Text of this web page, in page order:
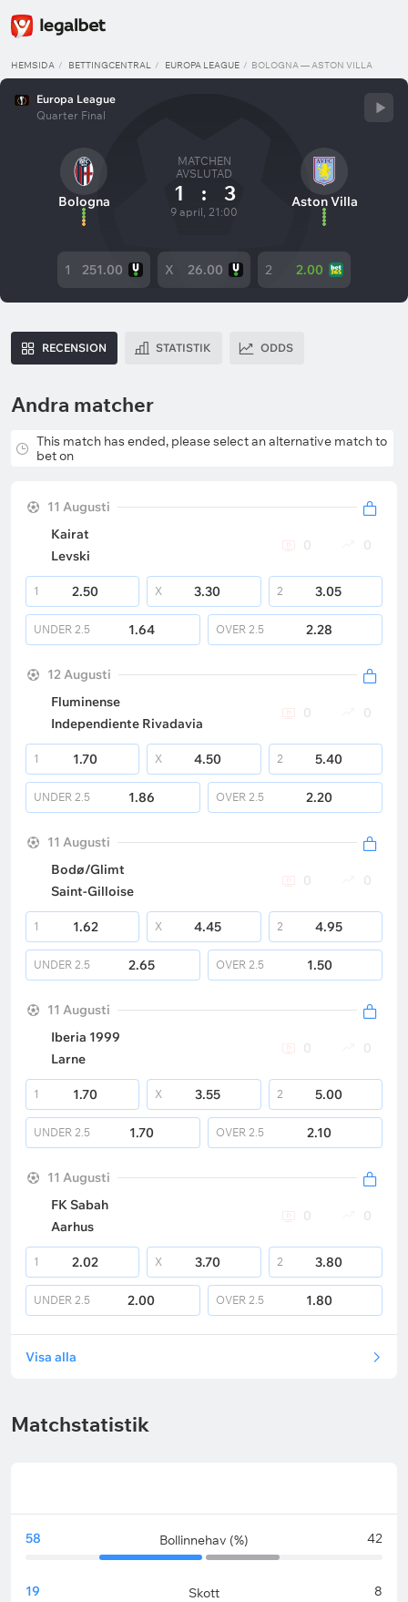
HEMSIDA BETTINGCENTRAL EUROPA LEAGUE BOLOGNA — ASTON VILLA
Europa League
Quarter Final
Bologna
MATCHEN
AVSLUTAD
1 : 3
9 april, 21:00
Aston Villa
1 251.00 X 26.00 2 2.00
RECENSION STATISTIK ODDS
Andra matcher
This match has ended, please select an alternative match to
bet on
11 Augusti
Kairat
Levski
0 0
1 2.50 X 3.30 2 3.05
UNDER 2.5 1.64 OVER 2.5 2.28
12 Augusti
Fluminense
Independiente Rivadavia
0 0
1 1.70 X 4.50 2 5.40
UNDER 2.5 1.86 OVER 2.5 2.20
11 Augusti
Bodø/Glimt
Saint-Gilloise
0 0
1 1.62 X 4.45 2 4.95
UNDER 2.5 2.65 OVER 2.5 1.50
11 Augusti
Iberia 1999
Larne
0 0
1 1.70 X 3.55 2 5.00
UNDER 2.5 1.70 OVER 2.5 2.10
11 Augusti
FK Sabah
Aarhus
0 0
1 2.02 X 3.70 2 3.80
UNDER 2.5 2.00 OVER 2.5 1.80
Visa alla
Matchstatistik
58 Bollinnehav (%) 42
19 Skott 8